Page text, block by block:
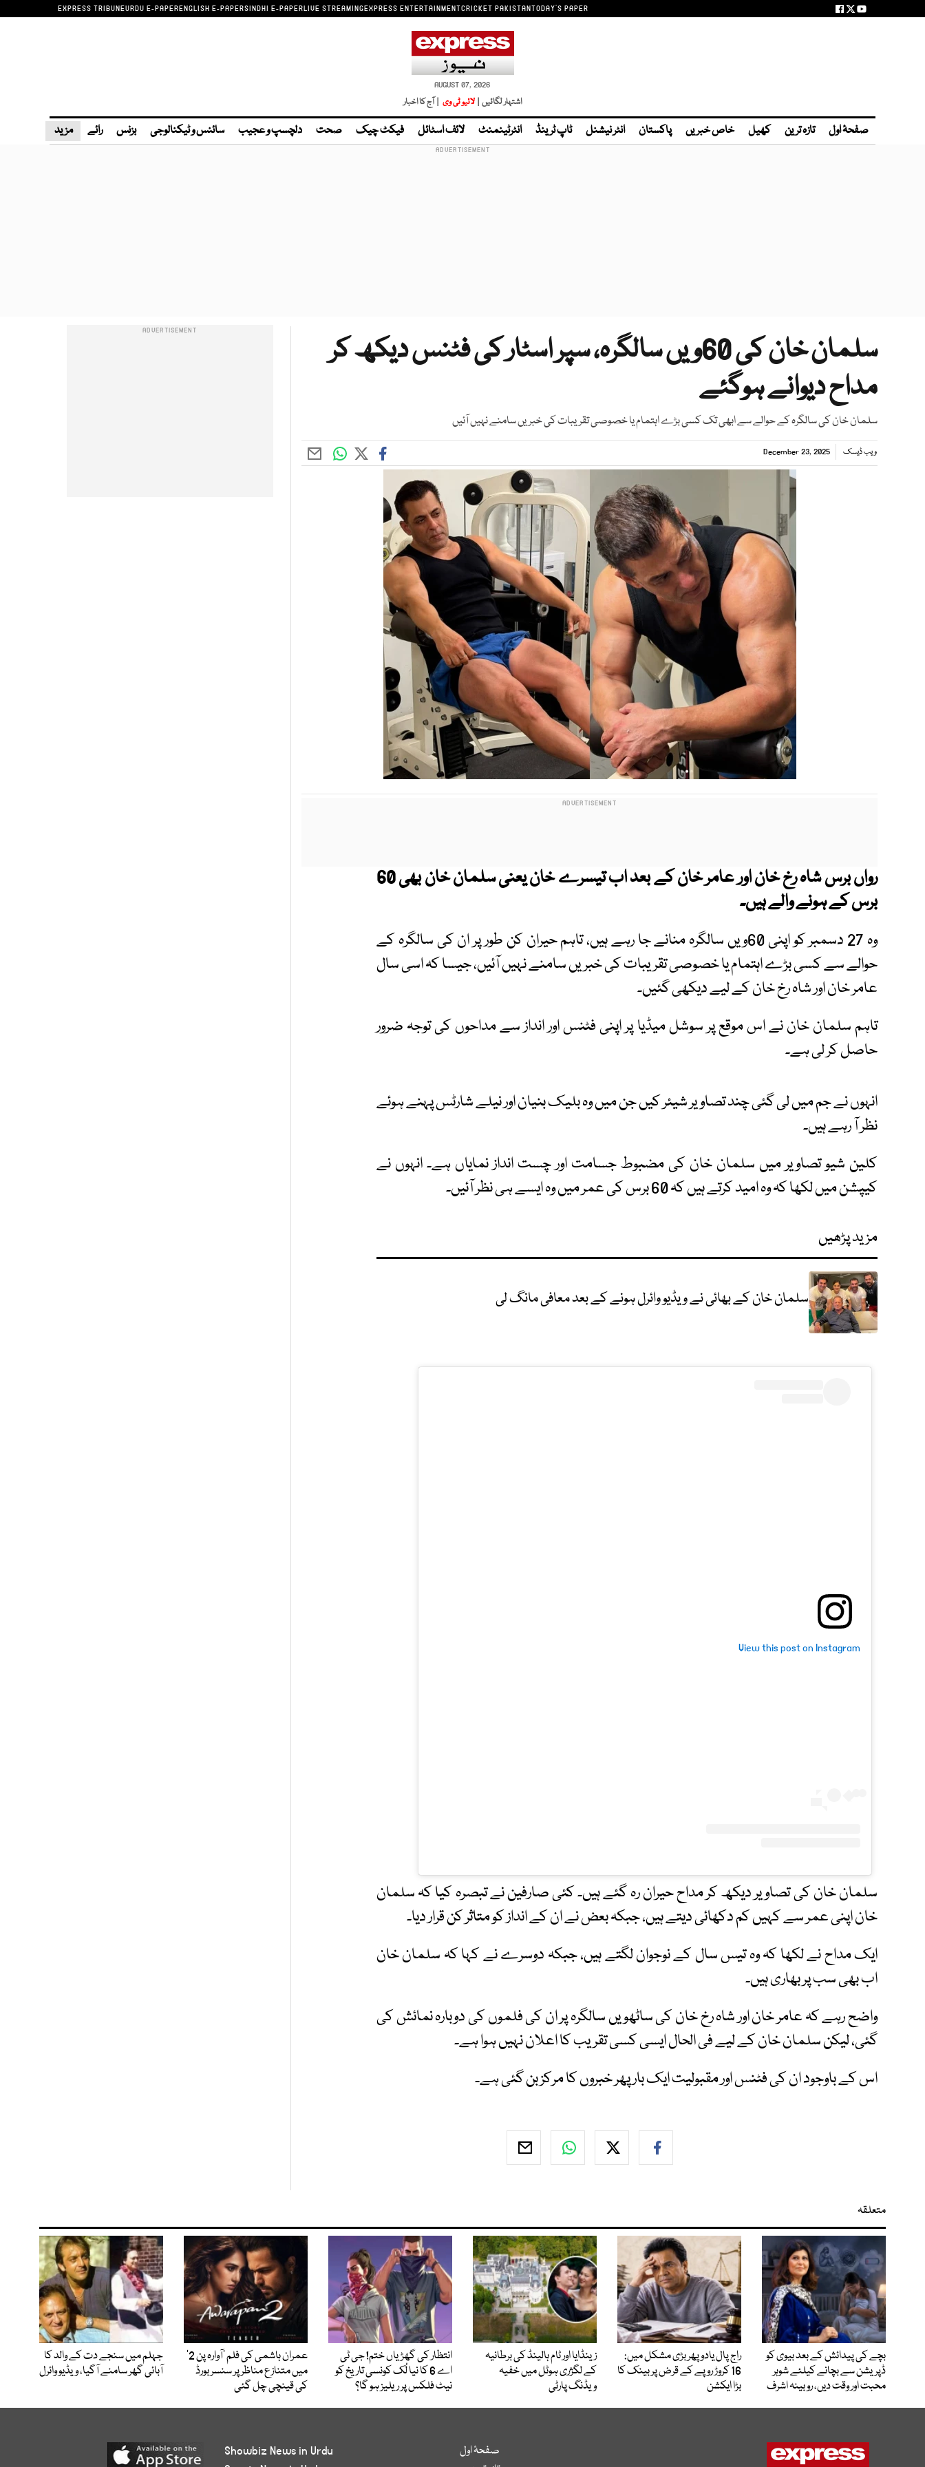
EXPRESS TRIBUNEURDU E-PAPERENGLISH E-PAPERSINDHI E-PAPERLIVE STREAMINGEXPRESS ENTERTAINMENTCRICKET PAKISTANTODAY'S PAPER
AUGUST 07, 2026
اشتہار لگائیں | لائیو ٹی وی | آج کا اخبار
صفحۂ اول تازہ ترین کھیل خاص خبریں پاکستان انٹر نیشنل ٹاپ ٹرینڈ انٹرٹینمنٹ لائف اسٹائل فیکٹ چیک صحت دلچسپ و عجیب سائنس و ٹیکنالوجی بزنس رائے مزید
سلمان خان کی 60ویں سالگرہ، سپر اسٹار کی فٹنس دیکھ کر
مداح دیوانے ہوگئے
سلمان خان کی سالگرہ کے حوالے سے ابھی تک کسی بڑے اہتمام یا خصوصی تقریبات کی خبریں سامنے نہیں آئیں
ویب ڈیسک December 23, 2025
رواں برس شاہ رخ خان اور عامر خان کے بعد اب تیسرے خان یعنی سلمان خان بھی 60
برس کے ہونے والے ہیں۔
وہ 27 دسمبر کو اپنی 60ویں سالگرہ منانے جا رہے ہیں، تاہم حیران کن طور پر ان کی سالگرہ کے
حوالے سے کسی بڑے اہتمام یا خصوصی تقریبات کی خبریں سامنے نہیں آئیں، جیسا کہ اسی سال
عامر خان اور شاہ رخ خان کے لیے دیکھی گئیں۔
تاہم سلمان خان نے اس موقع پر سوشل میڈیا پر اپنی فٹنس اور انداز سے مداحوں کی توجہ ضرور
حاصل کر لی ہے۔
انہوں نے جم میں لی گئی چند تصاویر شیئر کیں جن میں وہ بلیک بنیان اور نیلے شارٹس پہنے ہوئے
نظر آ رہے ہیں۔
کلین شیو تصاویر میں سلمان خان کی مضبوط جسامت اور چست انداز نمایاں ہے۔ انہوں نے
کیپشن میں لکھا کہ وہ امید کرتے ہیں کہ 60 برس کی عمر میں وہ ایسے ہی نظر آئیں۔
مزید پڑھیں
سلمان خان کے بھائی نے ویڈیو وائرل ہونے کے بعد معافی مانگ لی
View this post on Instagram
سلمان خان کی تصاویر دیکھ کر مداح حیران رہ گئے ہیں۔ کئی صارفین نے تبصرہ کیا کہ سلمان
خان اپنی عمر سے کہیں کم دکھائی دیتے ہیں، جبکہ بعض نے ان کے انداز کو متاثر کن قرار دیا۔
ایک مداح نے لکھا کہ وہ تیس سال کے نوجوان لگتے ہیں، جبکہ دوسرے نے کہا کہ سلمان خان
اب بھی سب پر بھاری ہیں۔
واضح رہے کہ عامر خان اور شاہ رخ خان کی ساٹھویں سالگرہ پر ان کی فلموں کی دوبارہ نمائش کی
گئی، لیکن سلمان خان کے لیے فی الحال ایسی کسی تقریب کا اعلان نہیں ہوا ہے۔
اس کے باوجود ان کی فٹنس اور مقبولیت ایک بار پھر خبروں کا مرکز بن گئی ہے۔
متعلقہ
بچے کی پیدائش کے بعد بیوی کو
ڈپریشن سے بچانے کیلئے شوہر
محبت اور وقت دیں، روبینہ اشرف
راج پال یادو پھر بڑی مشکل میں:
16 کروڑ روپے کے قرض پر بینک کا
بڑا ایکشن
زینڈایا اور ٹام ہالینڈ کی برطانیہ
کے لگژری ہوٹل میں خفیہ
ویڈنگ پارٹی
انتظار کی گھڑیاں ختم! جی ٹی
اے 6 کا نیا لُک کونسی تاریخ کو
نیٹ فلکس پر ریلیز ہو گا؟
عمران ہاشمی کی فلم ’آوارہ پن 2‘
میں متنازع مناظر پر سنسر بورڈ
کی قینچی چل گئی
جہلم میں سنجے دت کے والد کا
آبائی گھر سامنے آگیا، ویڈیو وائرل
صفحۂ اول
Showbiz News in Urdu